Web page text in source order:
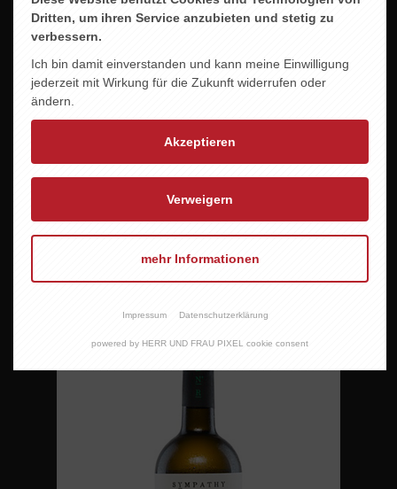
MARTIN WAßMER JUNG & WILD
8,50 EUR
Dritten, um ihren Service anzubieten und stetig zu
verbessern.
Ich bin damit einverstanden und kann meine Einwilligung
jederzeit mit Wirkung für die Zukunft widerrufen oder
ändern.
Akzeptieren
Verweigern
mehr Informationen
Impressum Datenschutzerklärung
powered by HERR UND FRAU PIXEL cookie consent